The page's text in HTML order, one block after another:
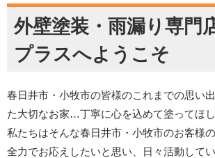
外壁塗装・雨漏り専門
プラスへようこそ
春日井市・小牧市の皆様のこれまでの思い
た大切なお家…丁寧に心を込めて塗ってほし
私たちはそんな春日井市・小牧市のお客様
全力でお応えしたいと思い、日々活動してい